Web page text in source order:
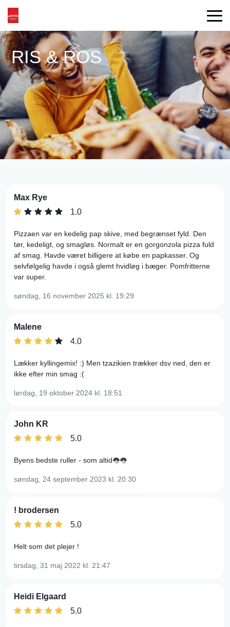
RIS & ROS
Max Rye
1.0
Pizzaen var en kedelig pap skive, med begrænset fyld. Den
tør, kedeligt, og smagløs. Normalt er en gorgonzola pizza fuld
af smag. Havde været billigere at købe en papkasser. Og
selvfølgelig havde i også glemt hvidløg i bæger. Pomfritterne
var super.
søndag, 16 november 2025 kl. 19:29
Malene
4.0
Lækker kyllingemix! :) Men tzazikien trækker dsv ned, den er
ikke efter min smag :(
lørdag, 19 oktober 2024 kl. 18:51
John KR
5.0
Byens bedste ruller - som altid👅👅
søndag, 24 september 2023 kl. 20:30
! brodersen
5.0
Helt som det plejer !
tirsdag, 31 maj 2022 kl. 21:47
Heidi Elgaard
5.0